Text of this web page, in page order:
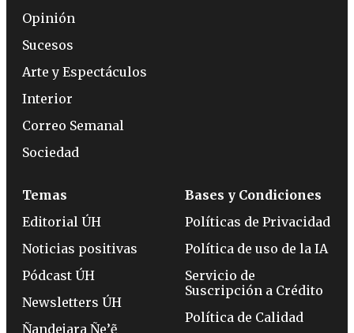
Opinión
Sucesos
Arte y Espectáculos
Interior
Correo Semanal
Sociedad
Temas
Editorial ÚH
Noticias positivas
Pódcast ÚH
Newsletters ÚH
Ñandejara Ñe’ẽ
Bases y Condiciones
Políticas de Privacidad
Política de uso de la IA
Servicio de
Suscripción a Crédito
Política de Calidad